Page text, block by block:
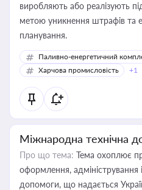
виробляють або реалізують
метою уникнення штрафів та
планування.
Паливно-енергетичний
Харчова промисловість
+1
Міжнародна технічна
Про що тема: Тема охоплює
оформлення, адміністрування
допомоги, що надається